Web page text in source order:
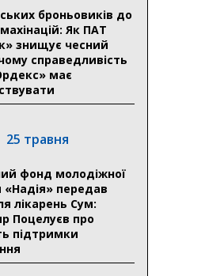
броньовиків до
Як ПАТ
знищує чесний
справедливість
має
25 травня
фонд молодіжної
«Надія» передав
лікарень Сум:
Поцелуєв про
підтримки